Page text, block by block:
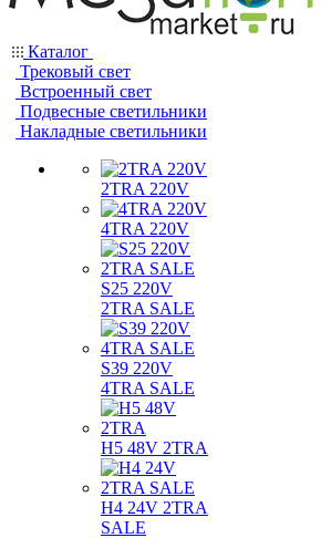
Каталог
Трековый свет
Встроенный свет
Подвесные светильники
Накладные светильники
2TRA 220V
4TRA 220V
S25 220V
2TRA SALE
S39 220V
4TRA SALE
H5 48V 2TRA
H4 24V 2TRA
SALE